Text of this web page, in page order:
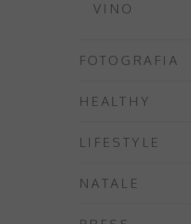
VINO
FOTOGRAFIA
HEALTHY
LIFESTYLE
NATALE